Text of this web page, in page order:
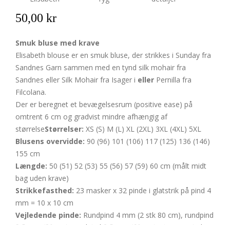
50,00 kr
Smuk bluse med krave
Elisabeth blouse er en smuk bluse, der strikkes i Sunday fra
Sandnes Garn sammen med en tynd silk mohair fra
Sandnes eller Silk Mohair fra Isager i eller Pernilla fra
Filcolana.
Der er beregnet et bevægelsesrum (positive ease) på
omtrent 6 cm og gradvist mindre afhængig af
størrelseStørrelser:XS (S) M (L) XL (2XL) 3XL (4XL) 5XL
Blusens overvidde: 90 (96) 101 (106) 117 (125) 136 (146)
155 cm
Længde: 50 (51) 52 (53) 55 (56) 57 (59) 60 cm (målt midt
bag uden krave)
Strikkefasthed: 23 masker x 32 pinde i glatstrik på pind 4
mm = 10 x 10 cm
Vejledende pinde: Rundpind 4 mm (2 stk 80 cm), rundpind